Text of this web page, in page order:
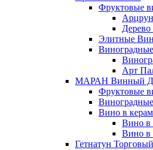
Фруктовые
Элитные
Арт
МАРАН Винный
Фруктовые
Вино в
Вино в
Вино в
Гетнатун